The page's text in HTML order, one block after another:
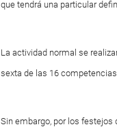
que tendrá una particular
La actividad normal se
sexta de las 16
Sin embargo, por los festejos